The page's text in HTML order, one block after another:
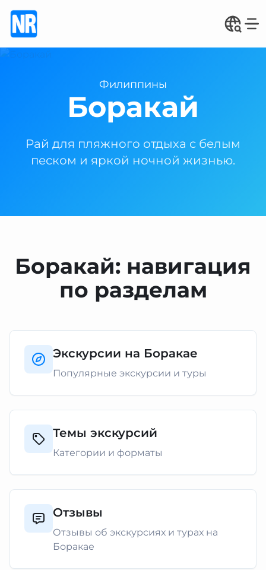
Филиппины
Боракай
Рай для пляжного отдыха с белым
песком и яркой ночной жизнью.
Боракай: навигация
по разделам
Экскурсии на Боракае
Популярные экскурсии и туры
Темы экскурсий
Категории и форматы
Отзывы
Отзывы об экскурсиях и турах на
Боракае